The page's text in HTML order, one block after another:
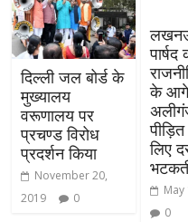
दिल्ली जल बोर्ड के
मुख्यालय
वरूणालय पर
प्रचण्ड विरोध
प्रदर्शन किया
November 20,
2019
0
लखनऊ
पार्षद
के
लिए
May
0